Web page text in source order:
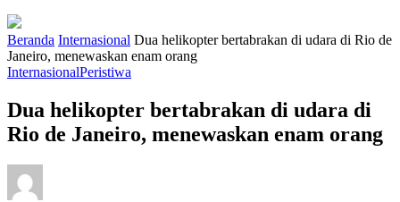
Beranda Internasional Dua helikopter bertabrakan di udara di Rio de
Janeiro, menewaskan enam orang
InternasionalPeristiwa
Dua helikopter bertabrakan di udara di
Rio de Janeiro, menewaskan enam orang